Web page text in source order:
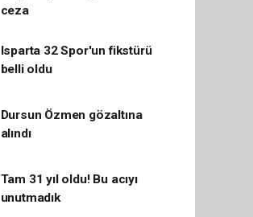
ceza
Isparta 32 Spor'un fikstürü
belli oldu
Dursun Özmen gözaltına
alındı
Tam 31 yıl oldu! Bu acıyı
unutmadık